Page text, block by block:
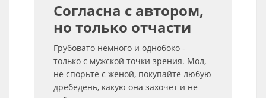
Согласна с автором,
но только отчасти
Грубовато немного и однобоко -
только с мужской точки зрения. Мол,
не спорьте с женой, покупайте любую
дребедень, какую она захочет и не